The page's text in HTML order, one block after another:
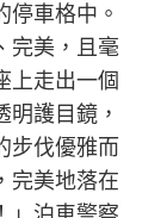
停車格中。
完美，且毫
上走出一個
護目鏡，
步伐優雅而
完美地落在